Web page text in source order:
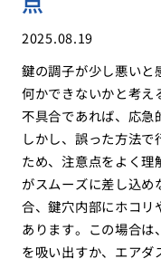
2025.08.19
鍵の調子が少し悪いと
何かできないかと考え
不具合であれば、応急
しかし、誤った方法
ため、注意点をよく
がスムーズに差し込
合、鍵穴内部にホコリ
あります。この場合は
を吸い出すか、エア